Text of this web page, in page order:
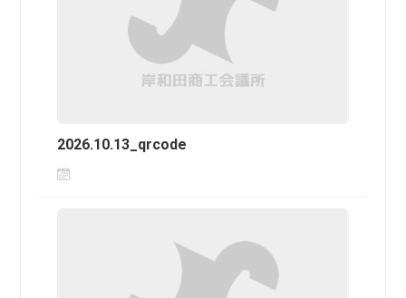
2026.10.13_qrcode